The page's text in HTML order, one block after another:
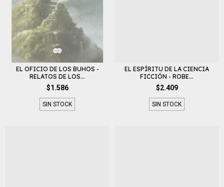
EL OFICIO DE LOS BUHOS -
RELATOS DE LOS...
$1.586
SIN STOCK
EL ESPÍRITU DE LA CIENCIA
FICCIÓN - ROBE...
$2.409
SIN STOCK